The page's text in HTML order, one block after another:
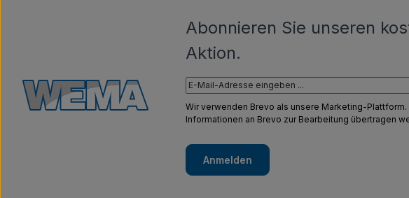
Abonnieren Sie unseren
Aktion.
Wir verwenden Brevo als unsere Marketing-
Informationen an Brevo zur Bearbeitung übertragen
Anmelden